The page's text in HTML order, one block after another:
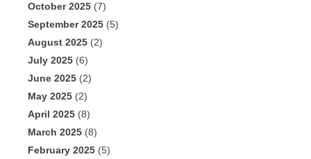
October 2025 (7)
September 2025 (5)
August 2025 (2)
July 2025 (6)
June 2025 (2)
May 2025 (2)
April 2025 (8)
March 2025 (8)
February 2025 (5)